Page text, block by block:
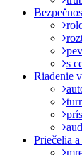
s
Riadenie
Priečelia